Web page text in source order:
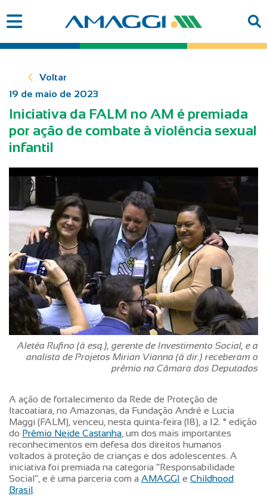
Voltar
19 de maio de 2023
Iniciativa da FALM no AM é premiada
por ação de combate à violência sexual
infantil
Aletéa Rufino (à esq.), gerente de Investimento Social, e a
analista de Projetos Mirian Vianna (à dir.) receberam o
prêmio na Câmara dos Deputados
A ação de fortalecimento da Rede de Proteção de
Itacoatiara, no Amazonas, da Fundação André e Lucia
Maggi (FALM), venceu, nesta quinta-feira (18), a 12. ° edição
do Prêmio Neide Castanha , um dos mais importantes
reconhecimentos em defesa dos direitos humanos
voltados à proteção de crianças e dos adolescentes. A
iniciativa foi premiada na categoria “Responsabilidade
Social”, e é uma parceria com a AMAGGI e Childhood
Brasil